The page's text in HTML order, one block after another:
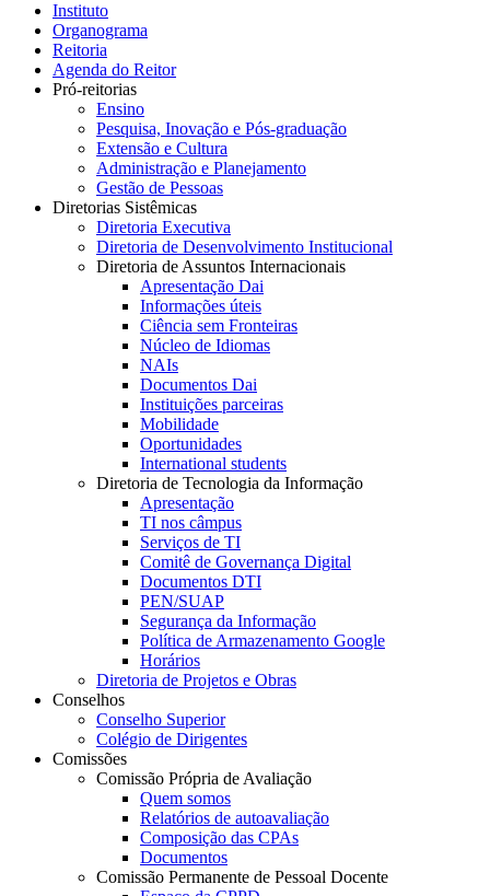
Instituto
Organograma
Reitoria
Agenda do Reitor
Pró-reitorias
Ensino
Pesquisa, Inovação e Pós-graduação
Extensão e Cultura
Administração e Planejamento
Gestão de Pessoas
Diretorias Sistêmicas
Diretoria Executiva
Diretoria de Desenvolvimento Institucional
Diretoria de Assuntos Internacionais
Apresentação Dai
Informações úteis
Ciência sem Fronteiras
Núcleo de Idiomas
NAIs
Documentos Dai
Instituições parceiras
Mobilidade
Oportunidades
International students
Diretoria de Tecnologia da Informação
Apresentação
TI nos câmpus
Serviços de TI
Comitê de Governança Digital
Documentos DTI
PEN/SUAP
Segurança da Informação
Política de Armazenamento Google
Horários
Diretoria de Projetos e Obras
Conselhos
Conselho Superior
Colégio de Dirigentes
Comissões
Comissão Própria de Avaliação
Quem somos
Relatórios de autoavaliação
Composição das CPAs
Documentos
Comissão Permanente de Pessoal Docente